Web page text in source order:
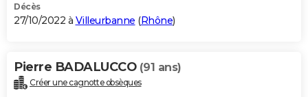
Décès
27/10/2022 à Villeurbanne (Rhône)
Pierre BADALUCCO (91 ans)
Créer une cagnotte obsèques